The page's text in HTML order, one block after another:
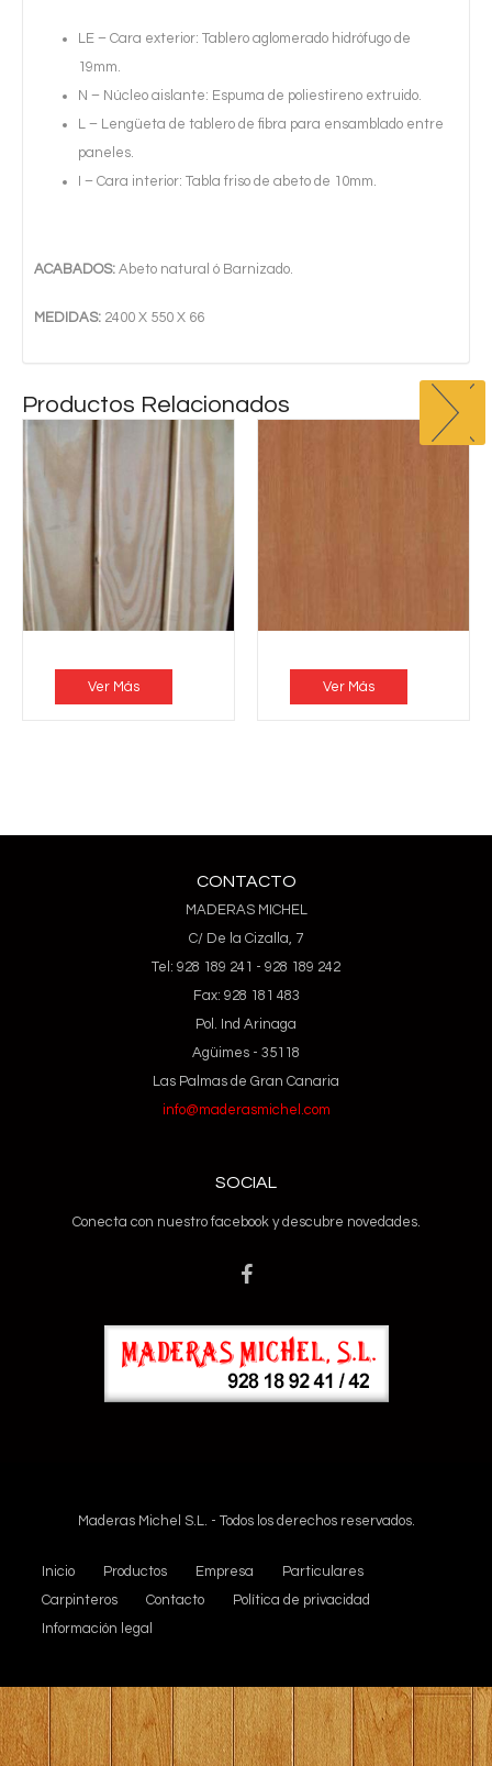
LE – Cara exterior: Tablero aglomerado hidrófugo de
19mm.
N – Núcleo aislante: Espuma de poliestireno extruido.
L – Lengüeta de tablero de fibra para ensamblado entre
paneles.
I – Cara interior: Tabla friso de abeto de 10mm.
ACABADOS: Abeto natural ó Barnizado.
MEDIDAS: 2400 X 550 X 66
Productos Relacionados
Ver Más Ver Más
CONTACTO
MADERAS MICHEL
C/ De la Cizalla, 7
Tel: 928 189 241 - 928 189 242
Fax: 928 181 483
Pol. Ind Arinaga
Agüimes - 35118
Las Palmas de Gran Canaria
info@maderasmichel.com
SOCIAL
Conecta con nuestro facebook y descubre novedades.
Maderas Michel S.L. - Todos los derechos reservados.
Inicio Productos Empresa
Particulares
Carpinteros
Contacto
Política de privacidad
Información legal